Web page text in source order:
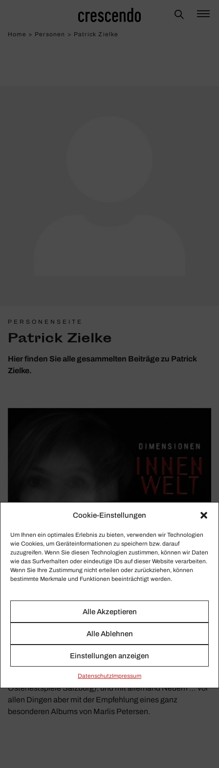
Cookie-Einstellungen
Um Ihnen ein optimales Erlebnis zu bieten, verwenden wir Technologien
wie Cookies, um Geräteinformationen zu speichern bzw. darauf
zuzugreifen. Wenn Sie diesen Technologien zustimmen, können wir Daten
wie das Surfverhalten oder eindeutige IDs auf dieser Website verarbeiten.
Wenn Sie Ihre Zustimmung nicht erteilen oder zurückziehen, können
bestimmte Merkmale und Funktionen beeinträchtigt werden.
Alle Akzeptieren
Alle Ablehnen
Einstellungen anzeigen
Daten­schutzImpressum
Home > Personen > Patrick Zielke
PERSONENSEITE
Patrick Zielke
Hier finden Sie alle gesammelten Beiträge zu Patrick
Zielke.
Stein auf Stein in Rostock, Klappe zu in Salz­
Dieses Mal mit einem endgültigen Haken hinter Dinge, die
uns schon viel zu lange begleitet haben (z.B. die
Osterfestspiele Salzburg), und mit allerhand Neuem … vor
allen Dingen aber mit der Empfehlung eines ganz
besonderen Albums von Marlis Petersen.